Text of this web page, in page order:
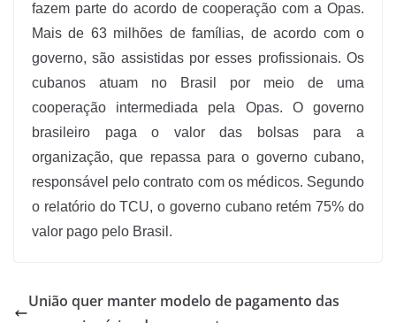
fazem parte do acordo de cooperação com a Opas.
Mais de 63 milhões de famílias, de acordo com o
governo, são assistidas por esses profissionais. Os
cubanos atuam no Brasil por meio de uma
cooperação intermediada pela Opas. O governo
brasileiro paga o valor das bolsas para a
organização, que repassa para o governo cubano,
responsável pelo contrato com os médicos. Segundo
o relatório do TCU, o governo cubano retém 75% do
valor pago pelo Brasil.
União quer manter modelo de pagamento das